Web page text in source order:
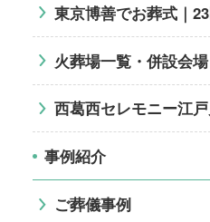
東京博善でお葬式｜
火葬場一覧・併設会場
西葛西セレモニー江
事例紹介
ご葬儀事例